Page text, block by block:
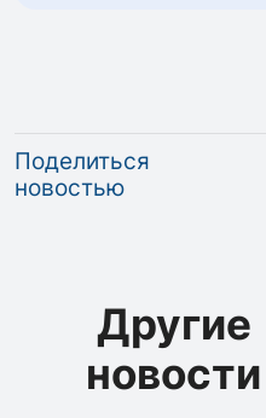
Поделиться
новостью
Другие
новости